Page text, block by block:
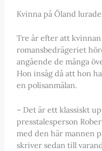
Kvinna på Öland
Tre år efter att
romansbedrägeriet
angående de många
Hon insåg då att hon
en polisanmälan.
– Det är ett klassiskt
presstalesperson
med den här mannen
skriver sedan till